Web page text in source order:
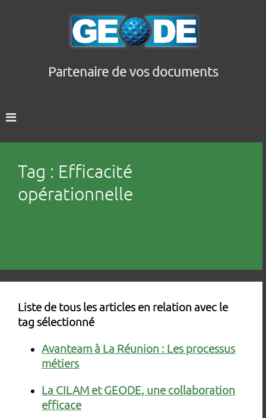
Partenaire de vos documents
Tag : Efficacité
opérationnelle
Liste de tous les articles en relation avec le
tag sélectionné
Avanteam à La Réunion : Les processus
métiers
La CILAM et GEODE, une collaboration
efficace